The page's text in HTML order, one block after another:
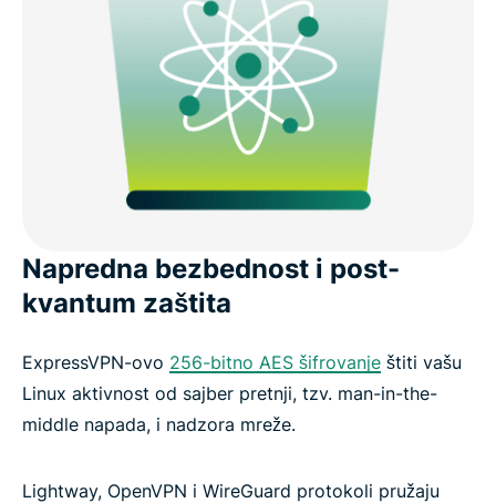
Napredna bezbednost i post-
kvantum zaštita
ExpressVPN-ovo 256-bitno AES šifrovanje štiti vašu
Linux aktivnost od sajber pretnji, tzv. man-in-the-
middle napada, i nadzora mreže.
Lightway, OpenVPN i WireGuard protokoli pružaju